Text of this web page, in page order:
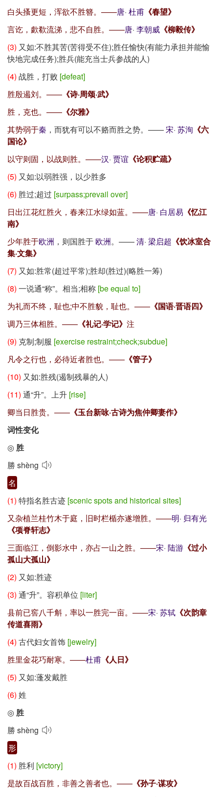
白头搔更短，浑欲不胜簪。——唐· 杜甫 《春望》
言讫，歔欷流涕，悲不自胜。——唐· 李朝威 《柳毅传》
(3) 又如:不胜其苦(苦得受不住);胜任愉快(有能力承担并能愉
快地完成任务);胜兵(能充当士兵参战的人)
(4) 战胜，打败 [defeat]
胜殷遏刘。—— 《诗·周颂·武》
胜，克也。—— 《尔雅》
其势弱于秦 ，而犹有可以不赂而胜之势。——宋· 苏洵 《六
国论》
以守则固，以战则胜。——汉· 贾谊 《论积贮疏》
(5) 又如:以弱胜强，以少胜多
(6) 胜过;超过 [surpass;prevail over]
日出江花红胜火，春来江水绿如蓝。——唐· 白居易 《忆江
南》
少年胜于欧洲 ，则国胜于 欧洲。——清· 梁启超 《饮冰室合
集·文集》
(7) 又如:胜常(超过平常);胜却(胜过)(略胜一筹)
(8) 一说通“称”。相当;相称 [be equal to]
为礼而不终，耻也;中不胜貌，耻也。—— 《国语·晋语四》
调乃三体相胜。—— 《礼记·学记》 注
(9) 克制;制服 [exercise restraint;check;subdue]
凡令之行也，必待近者胜也。—— 《管子》
(10) 又如:胜残(遏制残暴的人)
(11) 通“升”。上升 [rise]
卿当日胜贵。—— 《玉台新咏·古诗为焦仲卿妻作》
词性变化
◎ 胜
勝 shèng
名
(1) 特指名胜古迹 [scenic spots and historical sites]
又杂植兰桂竹木于庭，旧时栏楯亦遂增胜。——明· 归有光
《项脊轩志》
三面临江，倒影水中，亦占一山之胜。——宋· 陆游 《过小
孤山大孤山》
(2) 又如:胜迹
(3) 通“升”。容积单位 [liter]
县前已窖八千斛，率以一胜完一亩。——宋· 苏轼 《次韵章
传道喜雨》
(4) 古代妇女首饰 [jewelry]
胜里金花巧耐寒。——杜甫 《人日》
(5) 又如:蓬发戴胜
(6) 姓
◎ 胜
勝 shèng
形
(1) 胜利 [victory]
是故百战百胜，非善之善者也。—— 《孙子·谋攻》